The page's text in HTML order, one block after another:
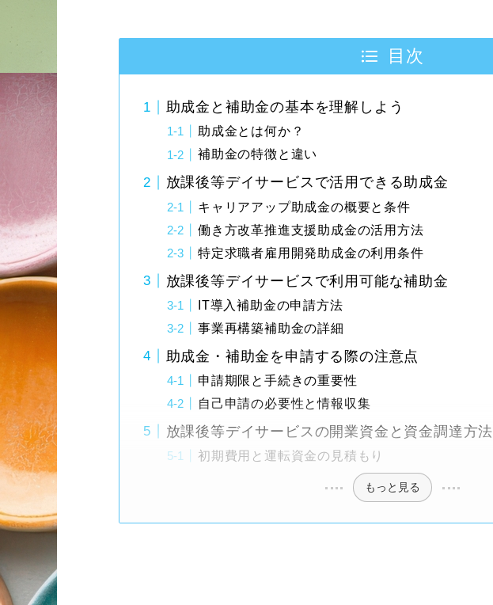
目次
助成金と補助金の基本を理解しよう
助成金とは何か？
補助金の特徴と違い
放課後等デイサービスで活用できる助成金
キャリアアップ助成金の概要と条件
働き方改革推進支援助成金の活用方法
特定求職者雇用開発助成金の利用条件
放課後等デイサービスで利用可能な補助金
IT導入補助金の申請方法
事業再構築補助金の詳細
助成金・補助金を申請する際の注意点
申請期限と手続きの重要性
自己申請の必要性と情報収集
放課後等デイサービスの開業資金と資金調達方法
初期費用と運転資金の見積もり
もっと見る